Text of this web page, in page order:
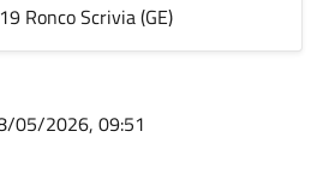
Ronco Scrivia (GE)
05/2026, 09:51